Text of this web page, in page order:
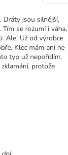
Dráty jsou silnější,
Tím se rozumí i váha,
Ale! Už od výrobce
Klec mám ani ne
typ už nepořídím.
protože